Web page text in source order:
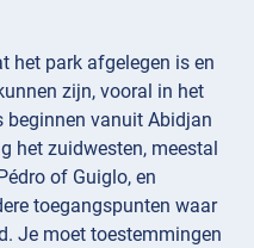
het park afgelegen is en
zijn, vooral in het
beginnen vanuit Abidjan
het zuidwesten, meestal
of Guiglo, en
toegangspunten waar
Je moet toestemmingen